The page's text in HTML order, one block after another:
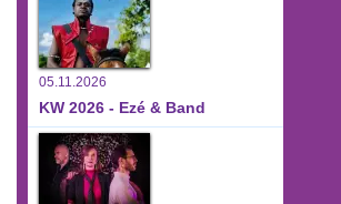
05.11.2026
KW 2026 - Ezé & Band